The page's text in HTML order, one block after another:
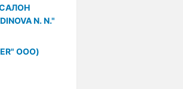
САЛОН
N. N."
ООО)